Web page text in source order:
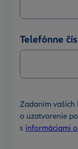
Telefónne
Zadaním vašich
o uzatvorenie
s informáciami